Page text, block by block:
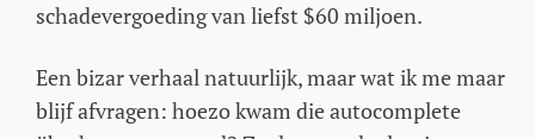
schadevergoeding van liefst $60 miljoen.
Een bizar verhaal natuurlijk, maar wat ik me maar
blijf afvragen: hoezo kwam die autocomplete